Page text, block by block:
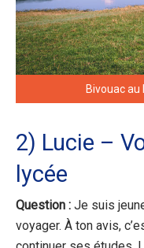
Bivouac
2) Lucie –
lycée
Question : Je suis
voyager. À ton avis,